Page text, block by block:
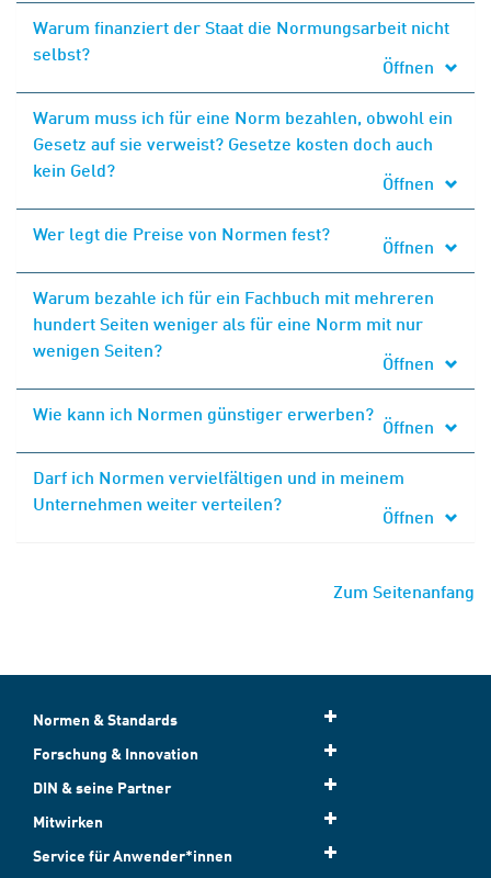
Warum finanziert der Staat die Normungsarbeit nicht
selbst?
Öffnen
Warum muss ich für eine Norm bezahlen, obwohl ein
Gesetz auf sie verweist? Gesetze kosten doch auch
kein Geld?
Öffnen
Wer legt die Preise von Normen fest?
Öffnen
Warum bezahle ich für ein Fachbuch mit mehreren
hundert Seiten weniger als für eine Norm mit nur
wenigen Seiten?
Öffnen
Wie kann ich Normen günstiger erwerben?
Öffnen
Darf ich Normen vervielfältigen und in meinem
Unternehmen weiter verteilen?
Öffnen
Zum Seitenanfang
Normen & Standards
Forschung & Innovation
DIN & seine Partner
Mitwirken
Service für Anwender*innen